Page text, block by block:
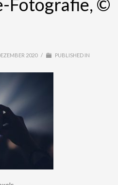
Fotografie, ©
2020 / PUBLISHED IN